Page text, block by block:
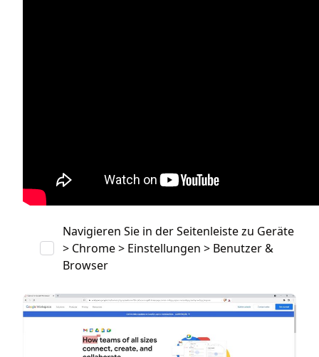
Navigieren Sie in der Seitenleiste zu Geräte
> Chrome > Einstellungen > Benutzer &
Browser